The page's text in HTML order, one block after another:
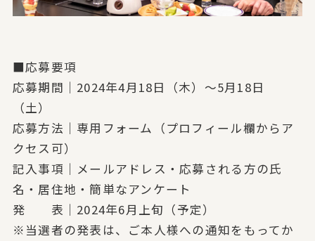
■応募要項
応募期間｜2024年4月18日（木）～5月18日
（土）
応募方法｜専用フォーム（プロフィール欄からア
クセス可）
記入事項｜メールアドレス・応募される方の氏
名・居住地・簡単なアンケート
発 表｜2024年6月上旬（予定）
※当選者の発表は、 ご本人様への通知をもってか